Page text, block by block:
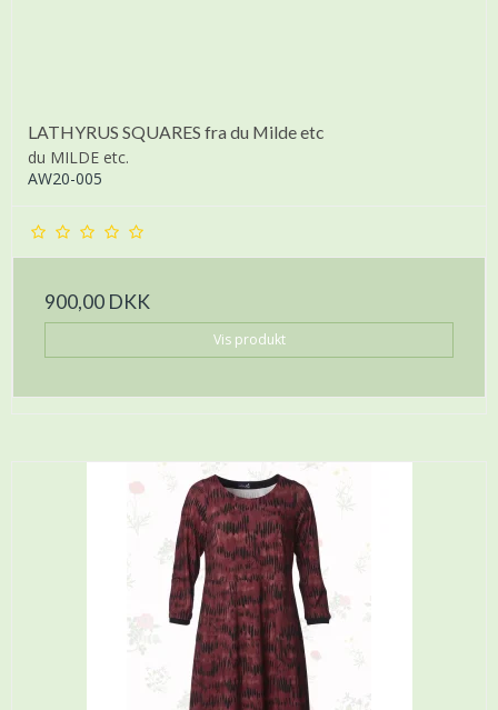
LATHYRUS SQUARES fra du Milde etc
du MILDE etc.
AW20-005
900,00 DKK
Vis produkt